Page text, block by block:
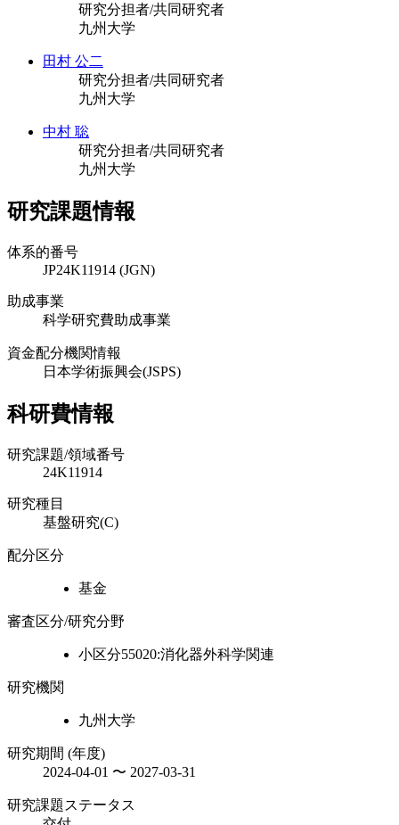
研究分担者/共同研究者
九州大学
田村 公二
研究分担者/共同研究者
九州大学
中村 聡
研究分担者/共同研究者
九州大学
研究課題情報
体系的番号
JP24K11914 (JGN)
助成事業
科学研究費助成事業
資金配分機関情報
日本学術振興会(JSPS)
科研費情報
研究課題/領域番号
24K11914
研究種目
基盤研究(C)
配分区分
基金
審査区分/研究分野
小区分55020:消化器外科学関連
研究機関
九州大学
研究期間 (年度)
2024-04-01 〜 2027-03-31
研究課題ステータス